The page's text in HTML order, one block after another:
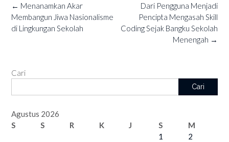
Post
navigation
Dari Pengguna Menjadi
Pencipta Mengasah Skill
Coding Sejak Bangku Sekolah
Menengah →
← Menanamkan Akar
Membangun Jiwa Nasionalisme
di Lingkungan Sekolah
Cari
Cari
Agustus 2026
S
S R K J S
M
1
2